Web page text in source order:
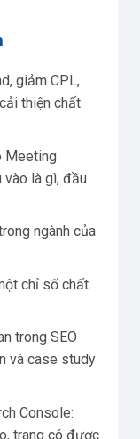
giảm CPL,
thiện chất
Meeting
vào là gì, đầu
ngành của
chỉ số chất
trong SEO
và case study
Console:
trang có được